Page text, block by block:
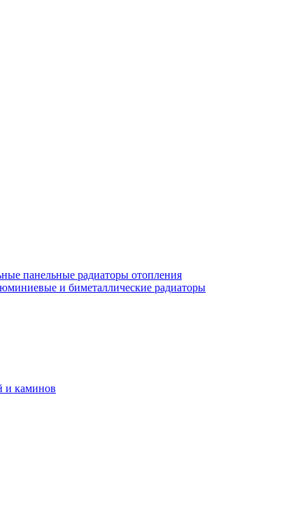
панельные радиаторы отопления
и биметаллические радиаторы
и каминов